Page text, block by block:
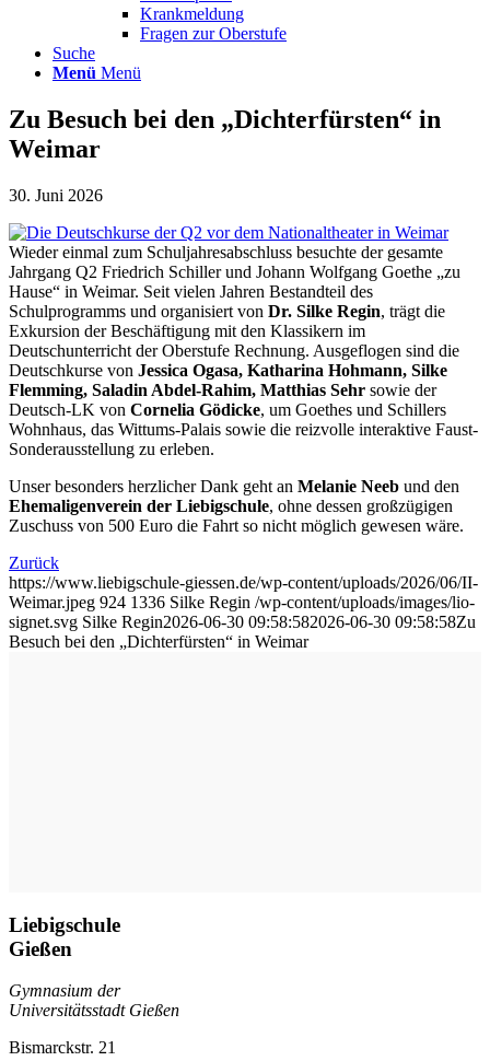
Krankmeldung
Fragen zur Oberstufe
Suche
Menü Menü
Zu Besuch bei den „Dichterfürsten“ in
Weimar
30. Juni 2026
Wieder einmal zum Schuljahresabschluss besuchte der gesamte
Jahrgang Q2 Friedrich Schiller und Johann Wolfgang Goethe „zu
Hause“ in Weimar. Seit vielen Jahren Bestandteil des
Schulprogramms und organisiert von Dr. Silke Regin, trägt die
Exkursion der Beschäftigung mit den Klassikern im
Deutschunterricht der Oberstufe Rechnung. Ausgeflogen sind die
Deutschkurse von Jessica Ogasa, Katharina Hohmann, Silke
Flemming, Saladin Abdel-Rahim, Matthias Sehr sowie der
Deutsch-LK von Cornelia Gödicke, um Goethes und Schillers
Wohnhaus, das Wittums-Palais sowie die reizvolle interaktive Faust-
Sonderausstellung zu erleben.
Unser besonders herzlicher Dank geht an Melanie Neeb und den
Ehemaligenverein der Liebigschule, ohne dessen großzügigen
Zuschuss von 500 Euro die Fahrt so nicht möglich gewesen wäre.
Zurück
https://www.liebigschule-giessen.de/wp-content/uploads/2026/06/II-
Weimar.jpeg 924 1336 Silke Regin /wp-content/uploads/images/lio-
signet.svg Silke Regin2026-06-30 09:58:582026-06-30 09:58:58Zu
Besuch bei den „Dichterfürsten“ in Weimar
Liebigschule
Gießen
Gymnasium der
Universitätsstadt Gießen
Bismarckstr. 21